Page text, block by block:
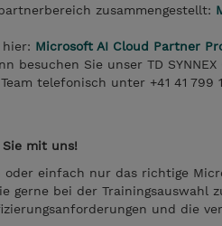
zusammengestellt:
Microsoft AI Cloud Partner
besuchen Sie unser TD SYNNEX
telefonisch unter +41 41 799
Sie mit uns!
einfach nur das richtige
gerne bei der Trainingsauswahl
und die